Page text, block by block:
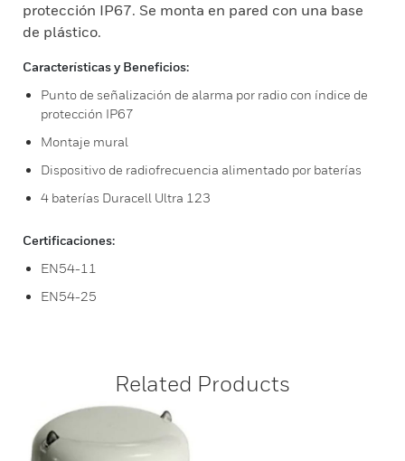
protección IP67. Se monta en pared con una base
de plástico.
Características y Beneficios:
Punto de señalización de alarma por radio con índice de
protección IP67
Montaje mural
Dispositivo de radiofrecuencia alimentado por baterías
4 baterías Duracell Ultra 123
Certificaciones:
EN54-11
EN54-25
Related Products